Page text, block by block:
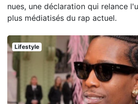
nues, une déclaration qui relance
plus médiatisés du rap actuel.
Lifestyle